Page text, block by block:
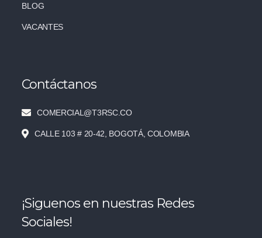
BLOG
VACANTES
Contáctanos
COMERCIAL@T3RSC.CO
CALLE 103 # 20-42, BOGOTÁ, COLOMBIA
¡Siguenos en nuestras Redes
Sociales!